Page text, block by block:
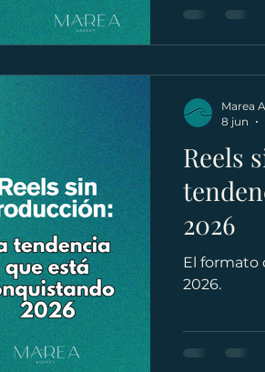
Reels
2026
El formato
2026.
Marea
8 jun